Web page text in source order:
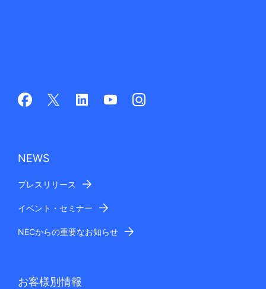
NEWS
プレスリリース
イベント・セミナー
NECからの重要なお知らせ
お客様別情報